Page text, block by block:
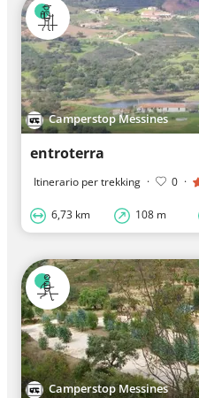
Camperstop Messines
entroterra
Itinerario per trekking · 0 ·
6,73 km 108 m
Camperstop Messines